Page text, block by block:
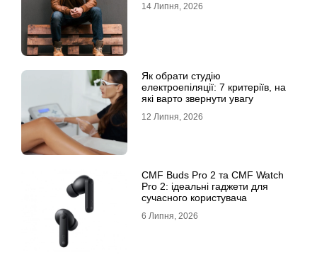
14 Липня, 2026
Як обрати студію
електроепіляції: 7 критеріїв, на
які варто звернути увагу
12 Липня, 2026
CMF Buds Pro 2 та CMF Watch
Pro 2: ідеальні гаджети для
сучасного користувача
6 Липня, 2026